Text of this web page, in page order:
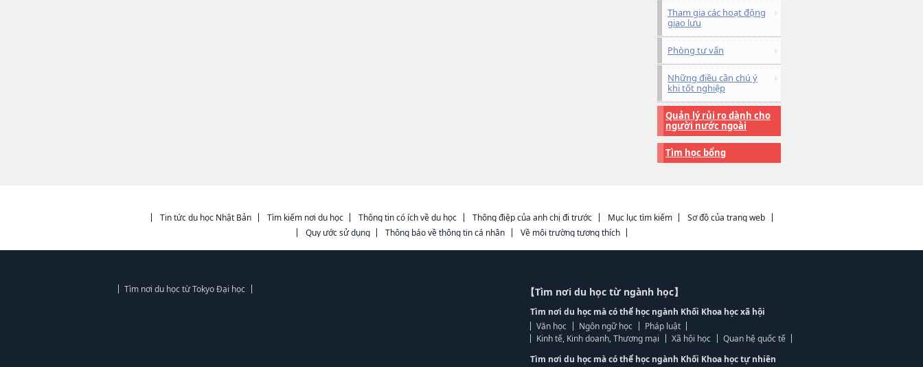
Tham gia các hoạt động
giao lưu
Phòng tư vấn
Những điều cần chú ý
khi tốt nghiệp
Quản lý rủi ro dành cho
người nước ngoài
Tìm học bổng
Tin tức du học Nhật Bản Tìm kiếm nơi du học Thông tin có ích về du học Thông điệp của anh chị đi trước Mục lục tìm kiếm
Sơ đồ của trang web
Quy ước sử dụng
Thông báo về thông tin cá nhân Về môi trường tương thích
Tìm nơi du học từ Tokyo Đại học 【Tìm nơi du học từ ngành học】
Tìm nơi du học mà có thể học ngành Khối Khoa học xã hội
Văn học
Ngôn ngữ học
Pháp luật
Kinh tế, Kinh doanh, Thương mại
Xã hội học
Quan hệ quốc tế
Tìm nơi du học mà có thể học ngành Khối Khoa học tự nhiên